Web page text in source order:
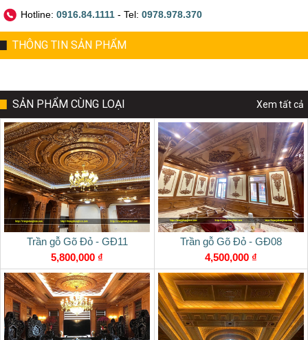
Hotline: 0916.84.1111 - Tel: 0978.978.370
THÔNG TIN SẢN PHẨM
Xem tất cả
SẢN PHẨM CÙNG LOẠI
Trần gỗ Gõ Đỏ - GĐ11
5,800,000 ₫
Trần gỗ Gõ Đỏ - GĐ08
4,500,000 ₫